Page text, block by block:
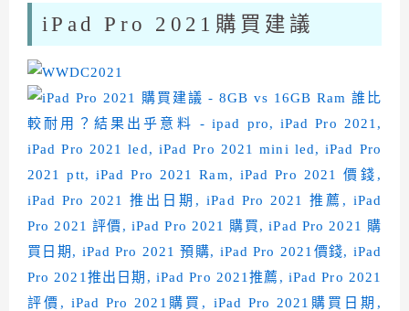
iPad Pro 2021購買建議